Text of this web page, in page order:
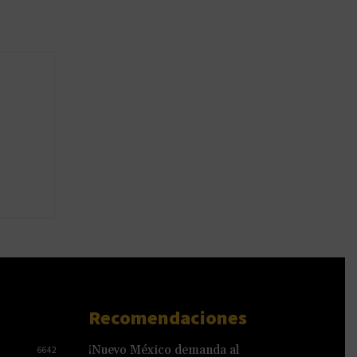
6642
Recomendaciones
¡Nuevo México demanda al